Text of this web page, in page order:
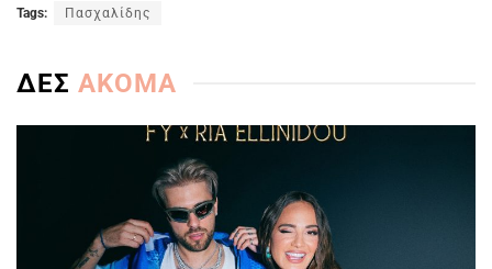
Tags: Πασχαλίδης
ΔΕΣ ΑΚΟΜΑ